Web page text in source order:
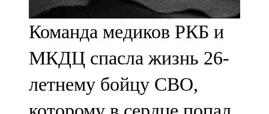
107,8 FM
Теләче
106,1 FM
Түбән Кама
Команда медиков РКБ и
МКДЦ спасла жизнь 26-
летнему бойцу СВО,